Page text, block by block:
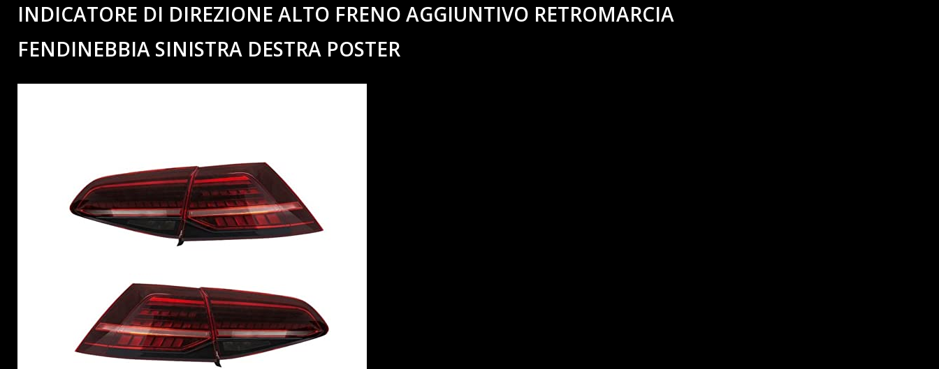
INDICATORE DI DIREZIONE ALTO FRENO AGGIUNTIVO RETROMARCIA
FENDINEBBIA SINISTRA DESTRA POSTER